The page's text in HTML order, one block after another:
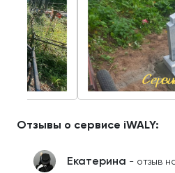
Отзывы о сервисе iWALY:
Екатерина - отзыв